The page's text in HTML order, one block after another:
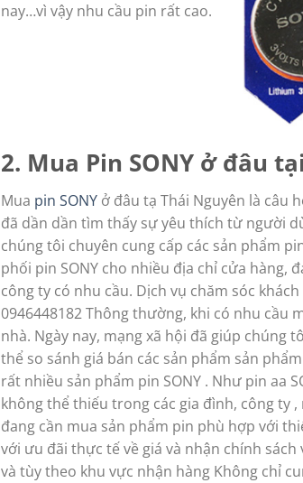
nay…vì vậy nhu cầu pin rất cao.
2. Mua Pin SONY ở đâu
Mua pin SONY ở đâu tạ Thái Nguyên là câu
đã dần dần tìm thấy sự yêu thích từ người
chúng tôi chuyên cung cấp các sản phẩm
phối pin SONY cho nhiều địa chỉ cửa hàng,
công ty có nhu cầu. Dịch vụ chăm sóc
0946448182 Thông thường, khi có nhu cầu
nhà. Ngày nay, mạng xã hội đã giúp chúng
thể so sánh giá bán các sản phẩm sản
rất nhiều sản phẩm pin SONY . Như pin aa
không thể thiếu trong các gia đình, công ty ,
đang cần mua sản phẩm pin phù hợp với
với ưu đãi thực tế về giá và nhận chính
và tùy theo khu vực nhận hàng Không chỉ